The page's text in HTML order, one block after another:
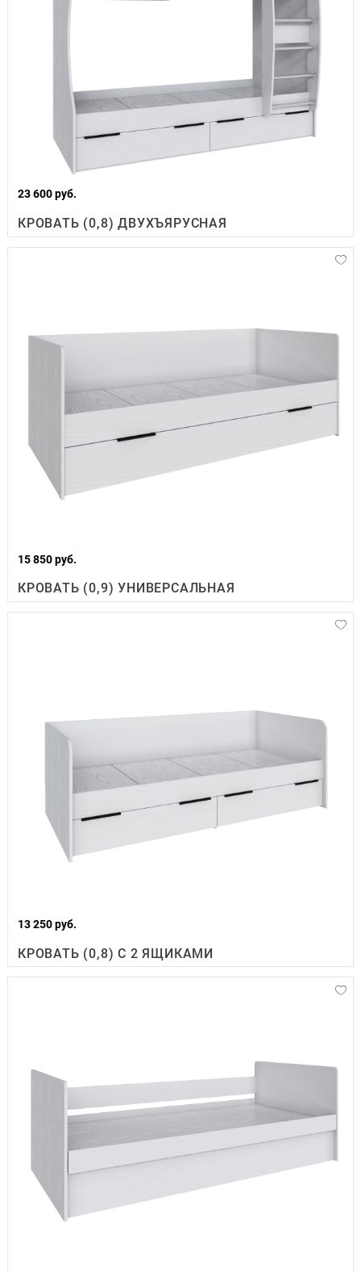
23 600 руб.
КРОВАТЬ (0,8) ДВУХЪЯРУСНАЯ
15 850 руб.
КРОВАТЬ (0,9) УНИВЕРСАЛЬНАЯ
13 250 руб.
КРОВАТЬ (0,8) С 2 ЯЩИКАМИ